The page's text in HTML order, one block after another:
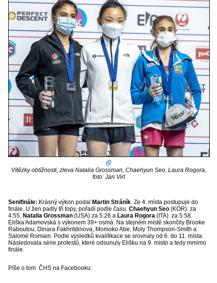
Vítězky obtížnosti, zleva Natalia Grossman, Chaehyun Seo, Laura Rogora,
foto: Jan Virt
Senifinále: Krásný výkon podal Martin Stráník. Ze 4. místa postupuje do
finále. U žen padly tři topy, pořadí podle času. Chaehyun Seo (KOR) za
4:55, Natalia Grossman (USA) za 5:26 a Laura Rogora (ITA) za 5:58.
Eliška Adamovská s výkonem 39+ osmá. Na stejném místě skončily Brooke
Raboutou, Dinara Fakhritdinova, Momoko Abe, Moly Thompson-Smith a
Salomé Romain. Podle výsledků kvalifikace se srovnaly od 6. do 11. místa.
Následovala série protestů, které odsunuly Elišku na 9. místo a tedy mmimo
finále.
Píše o tom ČHS na Facebooku: